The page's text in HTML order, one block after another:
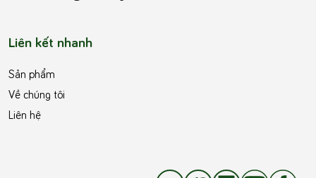
Liên kết nhanh
Sản phẩm
Về chúng tôi
Liên hệ